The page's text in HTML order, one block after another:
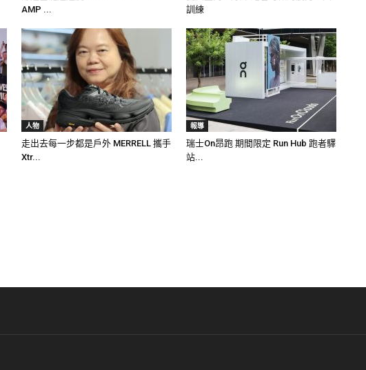
AMP ...
訓練
人物
走出去每一步都是戶外 MERRELL 攜手
Xtr...
報導
瑞士On昂跑 期間限定 Run Hub 跑者驛
站...